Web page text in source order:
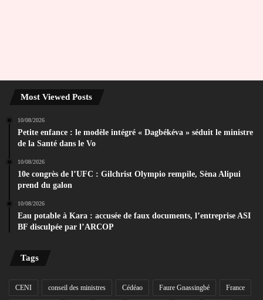
Most Viewed Posts
10/08/2026
Petite enfance : le modèle intégré « Dagbékéva » séduit le ministre
de la Santé dans le Vo
10/08/2026
10e congrès de l’UFC : Gilchrist Olympio rempile, Sèna Alipui
prend du galon
10/08/2026
Eau potable à Kara : accusée de faux documents, l’entreprise ASI
BF disculpée par l’ARCOP
Tags
CENI conseil des ministres Cédéao Faure Gnassingbé France